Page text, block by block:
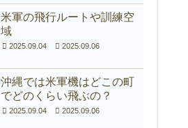
米軍の飛行ルートや訓練空
域
2025.09.04 2025.09.06
沖縄では米軍機はどこの町
でどのくらい飛ぶの？
2025.09.04 2025.09.06